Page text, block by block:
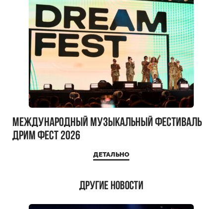
Международный музыкальный фестиваль
ДРИМ ФЕСТ 2026
ДЕТАЛЬНО
Другие новости